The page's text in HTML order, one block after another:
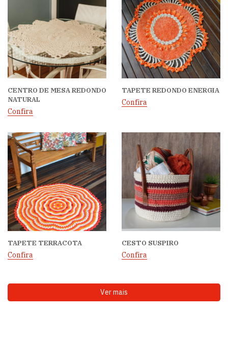
CENTRO DE MESA REDONDO
NATURAL
Confira
TAPETE REDONDO ENERGIA
Confira
TAPETE TERRACOTA
Confira
CESTO SUSPIRO
Confira
Ver mais